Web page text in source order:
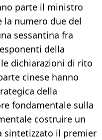
parte il ministro
la numero due del
sessantina fra
della
dichiarazioni di rito
cinese hanno
della
fondamentale sulla
costruire un
sintetizzato il premier